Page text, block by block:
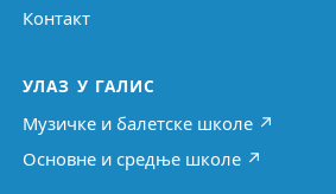
Контакт
УЛАЗ У ГАЛИС
Музичке и балетске школе ↗
Основне и средње школе ↗